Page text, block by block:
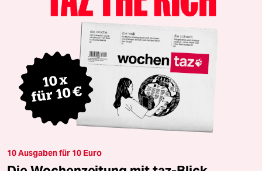
10 Ausgaben für 10 Euro